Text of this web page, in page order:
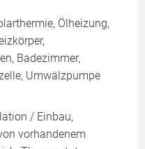
Ölheizung,
Badezimmer,
Umwälzpumpe
/ Einbau,
vorhandenem